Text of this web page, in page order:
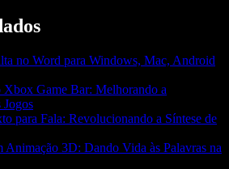
no Word para Windows, Mac, Android
Xbox Game Bar: Melhorando a
Jogos
para Fala: Revolucionando a Síntese de
Animação 3D: Dando Vida às Palavras na